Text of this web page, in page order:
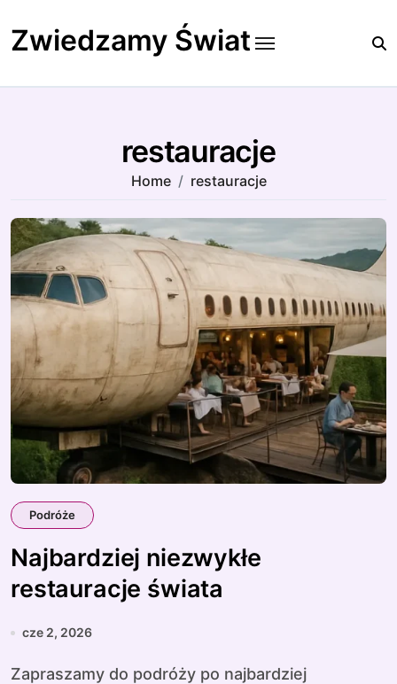
to
content
Zwiedzamy Świat
restauracje
Home restauracje
Podróże
Najbardziej niezwykłe
restauracje świata
cze 2, 2026
Zapraszamy do podróży po najbardziej